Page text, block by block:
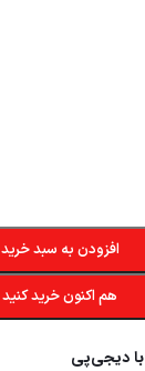
افزودن به سبد خرید
هم اکنون خرید کنید